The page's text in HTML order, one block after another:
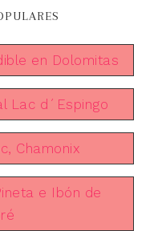
en Dolomitas
Lac d´Espingo
Chamonix
e Ibón de